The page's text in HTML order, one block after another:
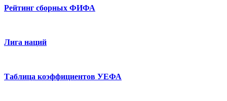
Рейтинг сборных ФИФА
Лига наций
Таблица коэффициентов УЕФА